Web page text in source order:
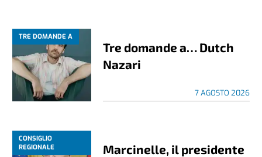
TRE DOMANDE A
Tre domande a… Dutch
Nazari
7 AGOSTO 2026
CONSIGLIO
REGIONALE
Marcinelle, il presidente